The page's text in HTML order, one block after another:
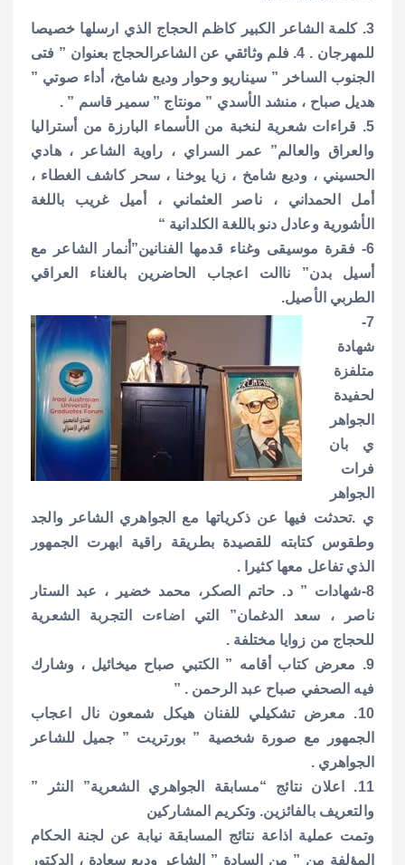
3. كلمة الشاعر الكبير كاظم الحجاج الذي ارسلها خصيصا
للمهرجان .
4. فلم وثائقي عن الشاعرالحجاج بعنوان ” فتى
الجنوب الساخر ” سيناريو وحوار وديع شامخ، أداء صوتي ”
هديل صباح ، منشد الأسدي ” مونتاج ” سمير قاسم ” .
5. قراءات شعرية لنخبة من الأسماء البارزة من أستراليا
والعراق والعالم” عمر السراي ، راوية الشاعر ، هادي
الحسيني ، وديع شامخ ، زيا يوخنا ، سحر كاشف الغطاء ،
أمل الحمداني ، ناصر العثماني ، أميل غريب باللغة
الأشورية وعادل دنو باللغة الكلدانية “
6- فقرة موسيقى وغناء قدمها الفنانين”أنمار الشاعر مع
أسيل بدن” ناالت اعجاب الحاضرين بالغناء العراقي
الطربي الأصيل.
7-
شهادة
متلفزة
لحفيدة
الجواهر
ي بان
فرات
الجواهر
ي .تحدثت فيها عن ذكرياتها مع الجواهري الشاعر والجد
وطقوس كتابته للقصيدة بطريقة راقية ابهرت الجمهور
الذي تفاعل معها كثيرا .
8-شهادات ” د. حاتم الصكر، محمد خضير ، عبد الستار
ناصر ، سعد الدغمان” التي اضاءت التجربة الشعرية
للحجاج من زوايا مختلفة .
9. معرض كتاب أقامه ” الكتبي صباح ميخائيل ، وشارك
فيه الصحفي صباح عبد الرحمن . ”
10. معرض تشكيلي للفنان هيكل شمعون نال اعجاب
الجمهور مع صورة شخصية ” بورتريت ” جميل للشاعر
الجواهري .
11. اعلان نتائج “مسابقة الجواهري الشعرية” النثر ”
والتعريف بالفائزين. وتكريم المشاركين
وتمت عملية اذاعة نتائج المسابقة نيابة عن لجنة الحكام
المؤلفة من ” من السادة ” الشاعر وديع سعادة ، الدكتور